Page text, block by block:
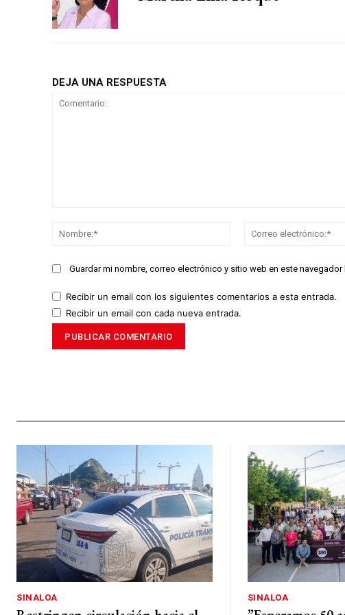
DEJA UNA RESPUESTA
Nombre:*
Guardar mi nombre, correo electrónico y sitio web en este
Recibir un email con los siguientes comentarios a esta entrada.
Recibir un email con cada nueva entrada.
SINALOA SINALOA